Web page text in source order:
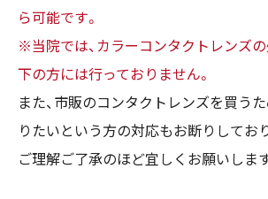
ら可能です。
※当院では、カラーコンタクトレンズの
下の方には行っておりません。
また、市販のコンタクトレンズを買う
りたいという方の対応もお断りしてお
ご理解ご了承のほど宜しくお願いします